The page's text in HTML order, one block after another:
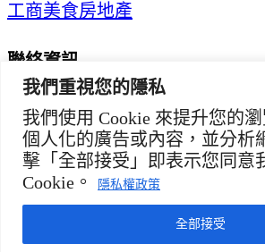
我們重視您的隱私
我們使用 Cookie 來提升您的
個人化的廣告或內容，並分析
擊「全部接受」即表示您同意
Cookie。
隱私權政策
全部接受
工商美食房地產
聯絡資訊
歡迎來信洽詢合作事宜
或提供新聞線索
service@thaichinesenews.com
© 2026 泰國中文新聞 TCN — All
THAI CHINESE NEWS
service@thaichinesenews.com